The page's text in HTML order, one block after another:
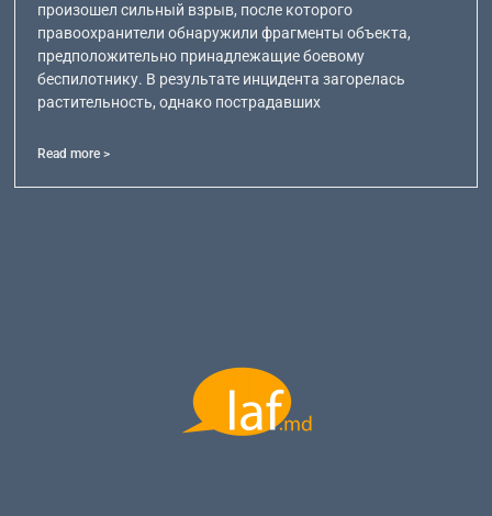
произошел сильный взрыв, после которого
правоохранители обнаружили фрагменты объекта,
предположительно принадлежащие боевому
беспилотнику. В результате инцидента загорелась
растительность, однако пострадавших
Read more >